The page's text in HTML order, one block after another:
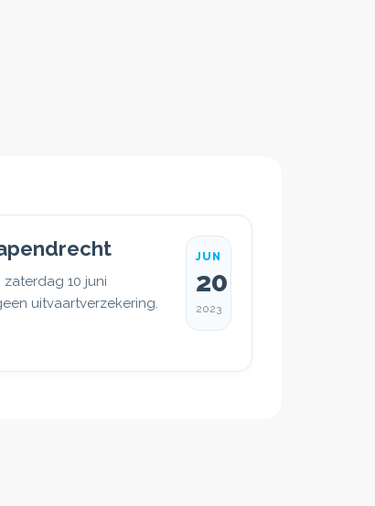
10 juni
uitvaartverzekering.
JUN
20
2023